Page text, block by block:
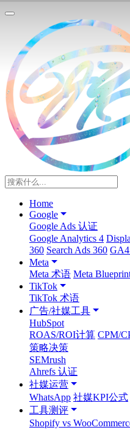
Home
Google
Google Ads 认证
Google Analytics 4
360 Search Ads 360
Meta
Meta 术语 Meta
TikTok
TikTok 术语
广告/社媒工具
HubSpot
ROAS/ROI计算 CPM/
策略决策
SEMrush
Ahrefs 认证
社媒运营
WhatsApp 社媒KPI公式
工具测评
Shopify vs